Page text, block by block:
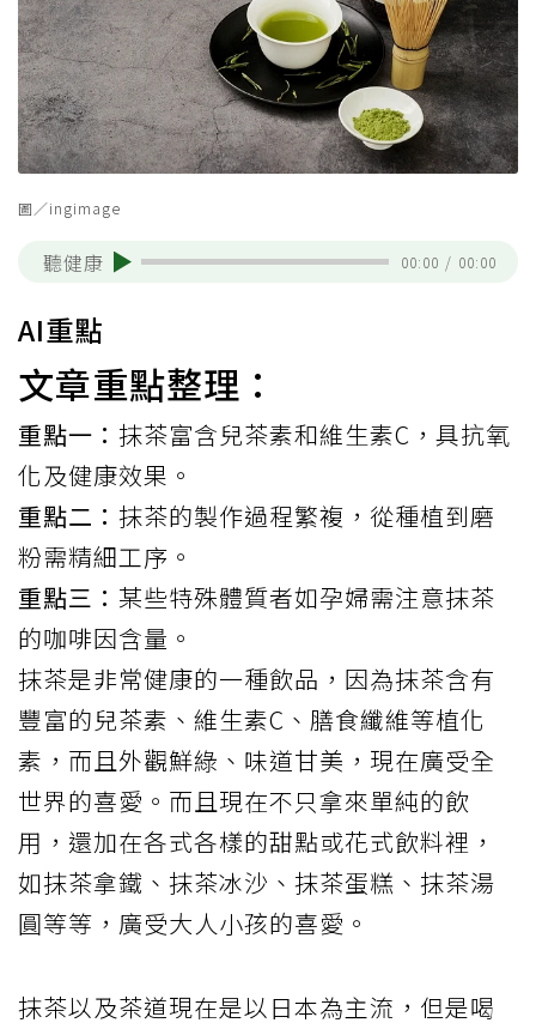
圖／ingimage
聽健康 00:00 / 00:00
AI重點
文章重點整理：
重點一： 抹茶富含兒茶素和維生素C，具抗氧
化及健康效果。
重點二： 抹茶的製作過程繁複，從種植到磨
粉需精細工序。
重點三： 某些特殊體質者如孕婦需注意抹茶
的咖啡因含量。
抹茶是非常健康的一種飲品，因為抹茶含有
豐富的兒茶素 、維生素C、膳食纖維等植化
素，而且外觀鮮綠、味道甘美，現在廣受全
世界的喜愛。而且現在不只拿來單純的飲
用，還加在各式各樣的甜點或花式飲料裡，
如抹茶拿鐵、抹茶冰沙、抹茶蛋糕、抹茶湯
圓等等，廣受大人小孩的喜愛。
抹茶以及茶道現在是以日本為主流，但是喝